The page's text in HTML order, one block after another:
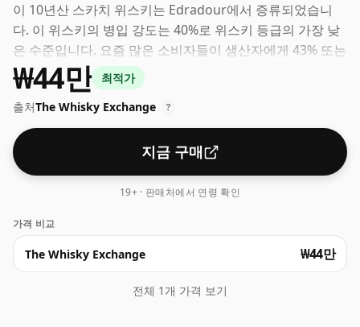
이 10년산 스카치 위스키는 Edradour에서 증류되었습니
다. 이 위스키의 병입 강도는 40%로 위스키 등급의 가장 낮
은 수준입니다. 요즘 많은 소비자들이 생산자에게 43% 또는
46%에 가까운 병을 요구하고 있지만 여전히 품질이 낮은 저
강도 위스키도 있습니다.
₩44만
최적가
출처The Whisky Exchange ?
지금 구매
19+ · 판매처에서 연령 확인
가격 비교
The Whisky Exchange ₩44만
전체 1개 가격 보기